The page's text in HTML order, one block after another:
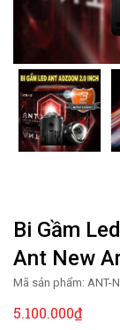
Bi Gầm
Ant New
Mã sản phẩm: ANT-N
5.100.000₫